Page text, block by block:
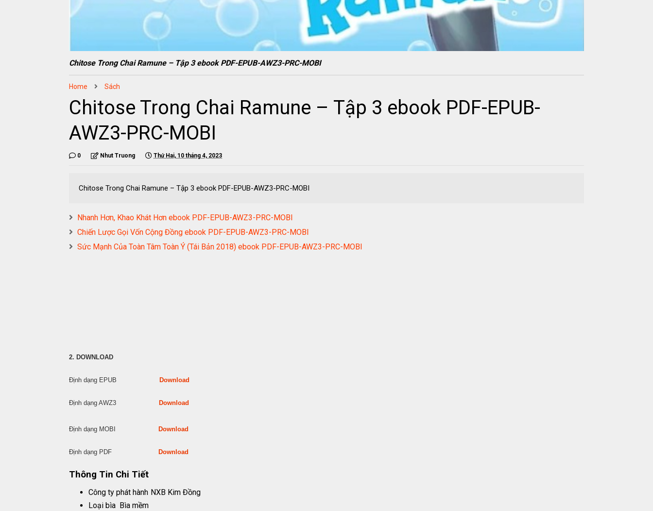
Chitose Trong Chai Ramune – Tập 3 ebook PDF-EPUB-AWZ3-PRC-MOBI
Home Sách
Chitose Trong Chai Ramune – Tập 3 ebook PDF-EPUB-
AWZ3-PRC-MOBI
0 Nhut Truong Thứ Hai, 10 tháng 4, 2023
Chitose Trong Chai Ramune – Tập 3 ebook PDF-EPUB-AWZ3-PRC-MOBI
Nhanh Hơn, Khao Khát Hơn ebook PDF-EPUB-AWZ3-PRC-MOBI
Chiến Lược Gọi Vốn Cộng Đồng ebook PDF-EPUB-AWZ3-PRC-MOBI
Sức Mạnh Của Toàn Tâm Toàn Ý (Tái Bản 2018) ebook PDF-EPUB-AWZ3-PRC-MOBI
2. DOWNLOAD
Định dạng EPUB Download
Định dạng AWZ3 Download
Định dạng MOBI Download
Định dạng PDF Download
Thông Tin Chi Tiết
Công ty phát hành NXB Kim Đồng
Loại bìa Bìa mềm